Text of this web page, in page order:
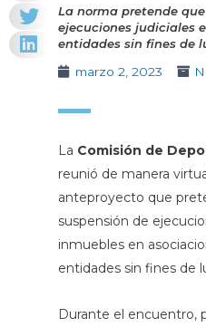
La norma pretende
ejecuciones judiciales
entidades sin fines de
marzo 2, 2023
La Comisión de
reunió de manera
anteproyecto que
suspensión de
inmuebles en
entidades sin fines de
Durante el encuentro,